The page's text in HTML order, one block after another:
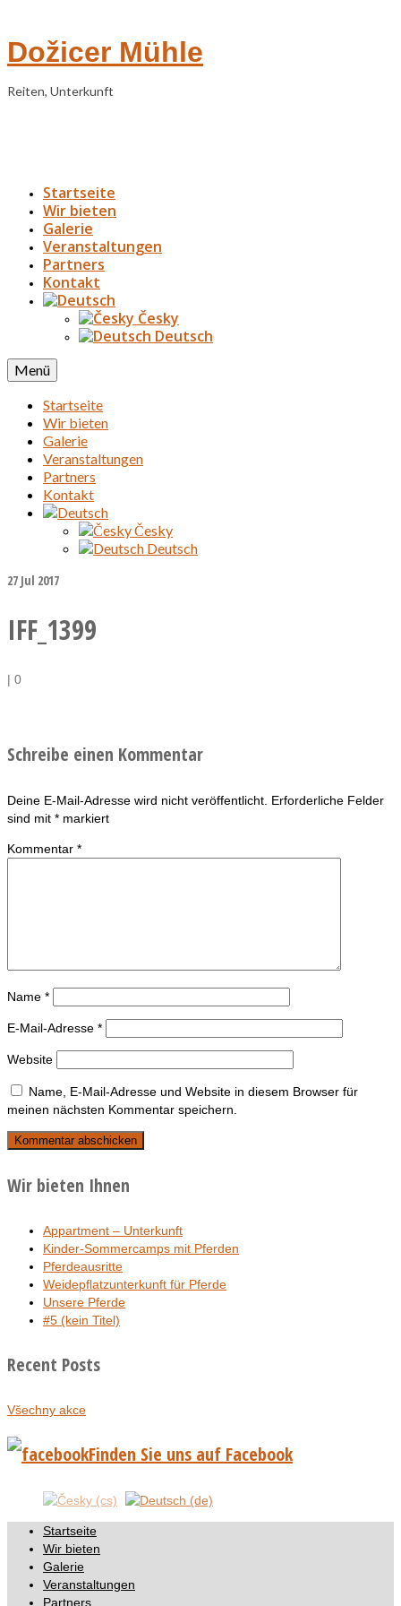
Dožicer Mühle
Reiten, Unterkunft
Startseite
Wir bieten
Galerie
Veranstaltungen
Partners
Kontakt
Česky
Deutsch
Menü
Startseite
Wir bieten
Galerie
Veranstaltungen
Partners
Kontakt
Česky
Deutsch
27 Jul 2017
IFF_1399
| 0
Schreibe einen Kommentar
Deine E-Mail-Adresse wird nicht veröffentlicht. Erforderliche Felder
sind mit * markiert
Kommentar *
Name *
E-Mail-Adresse *
Website
Name, E-Mail-Adresse und Website in diesem Browser für
meinen nächsten Kommentar speichern.
Wir bieten Ihnen
Appartment – Unterkunft
Kinder-Sommercamps mit Pferden
Pferdeausritte
Weidepflatzunterkunft für Pferde
Unsere Pferde
#5 (kein Titel)
Recent Posts
Všechny akce
Finden Sie uns auf Facebook
Startseite
Wir bieten
Galerie
Veranstaltungen
Partners